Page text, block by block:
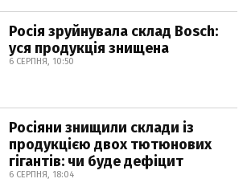
Росія зруйнувала склад Bosch:
уся продукція знищена
6 СЕРПНЯ, 10:50
Росіяни знищили склади із
продукцією двох тютюнових
гігантів: чи буде дефіцит
6 СЕРПНЯ, 18:04